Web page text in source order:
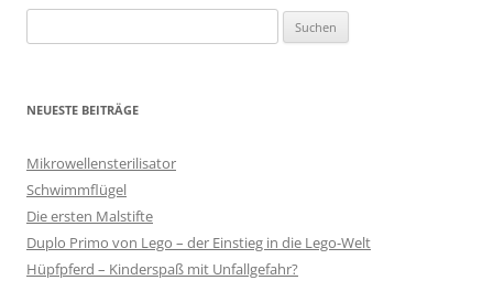
nach:
NEUESTE BEITRÄGE
Mikrowellensterilisator
Schwimmflügel
Die ersten Malstifte
Duplo Primo von Lego – der Einstieg in die Lego-Welt
Hüpfpferd – Kinderspaß mit Unfallgefahr?